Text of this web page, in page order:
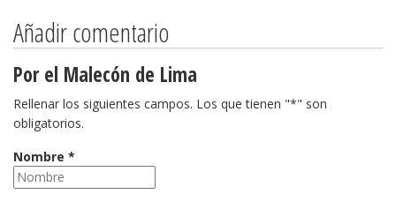
Añadir comentario
Por el Malecón de Lima
Rellenar los siguientes campos. Los que tienen "*" son
obligatorios.
Nombre *